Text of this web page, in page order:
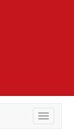
Toggle